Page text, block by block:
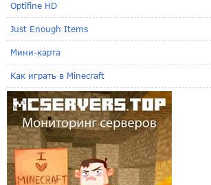
Optifine HD
Just Enough Items
Мини-карта
Как играть в Minecraft